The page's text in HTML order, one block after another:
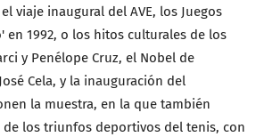
viaje inaugural del AVE, los Juegos
en 1992, o los hitos culturales de los
y Penélope Cruz, el Nobel de
Cela, y la inauguración del
la muestra, en la que también
de los triunfos deportivos del tenis, con